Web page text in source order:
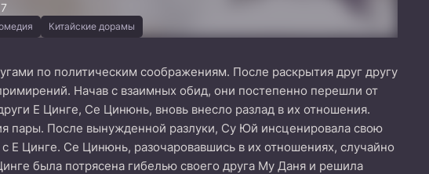
Китайские дорамы
по политическим соображениям. После раскрытия друг другу
Начав с взаимных обид, они постепенно перешли от
Е Цинге, Се Цинюнь, вновь внесло разлад в их отношения.
пары. После вынужденной разлуки, Су Юй инсценировала свою
Е Цинге. Се Цинюнь, разочаровавшись в их отношениях, случайно
была потрясена гибелью своего друга Му Даня и решила